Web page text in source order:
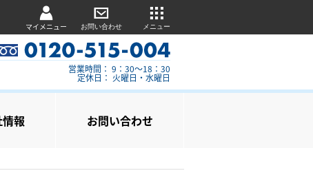
マイメニュー お問い合わせ メニュー
営業時間： 9：30～18：30
定休日： 火曜日・水曜日
報 お問い合わせ